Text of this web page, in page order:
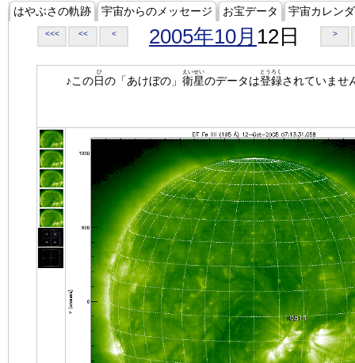
はやぶさの軌跡 宇宙からのメッセージ お宝データ 宇宙カレン
<<< << < 2005年10月 12日 >
♪この日
ひ
の「あけぼの」 衛星
えいせい
のデータは登録
とうろく
されていませ